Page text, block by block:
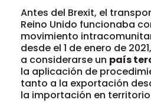
Antes del Brexit, el
Reino Unido funcionaba
movimiento
desde el 1 de enero de
a considerarse un país
la aplicación de
tanto a la exportación
la importación en